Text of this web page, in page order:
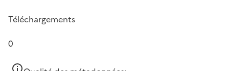
Téléchargements
0